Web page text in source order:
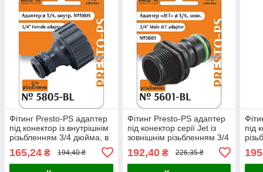
Фітинг Presto-PS адаптер
під конектор із внутрішнім
різьбленням 3/4 дюйма, в
упаковці - 10 шт. (5805-BL)
165,24 ₴ 194,40 ₴
Фітинг Presto-PS адаптер
під конектор серії Jet із
зовнішнім різьбленням 3/4
дюйма, в упаковці - 10 шт.
(5601-BL)
192,40₴ 226,35 ₴
під